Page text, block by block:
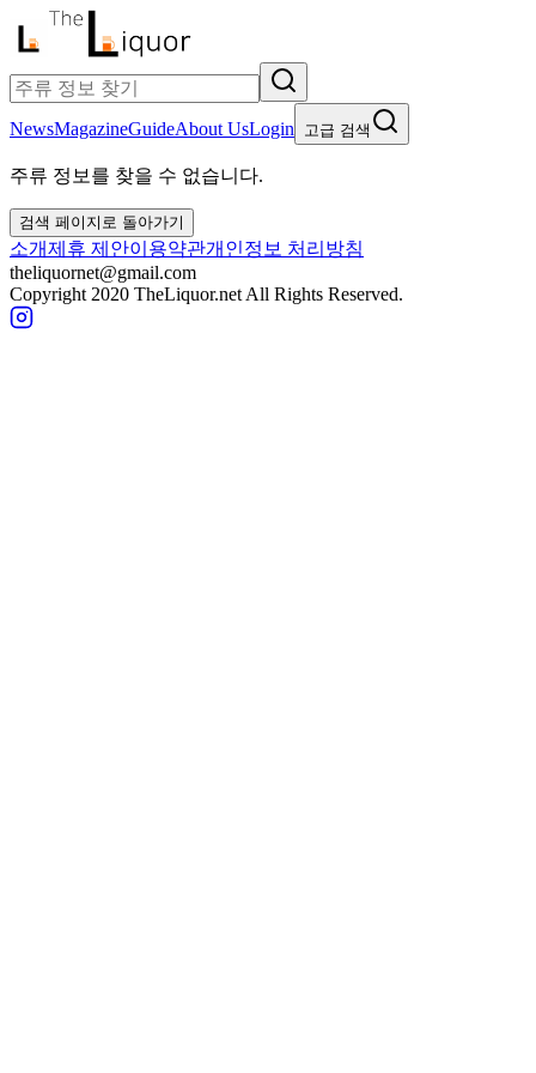
NewsMagazineGuideAbout UsLogin 고급 검색
주류 정보를 찾을 수 없습니다.
검색 페이지로 돌아가기
소개제휴 제안이용약관개인정보 처리방침
theliquornet@gmail.com
Copyright 2020 TheLiquor.net All Rights Reserved.